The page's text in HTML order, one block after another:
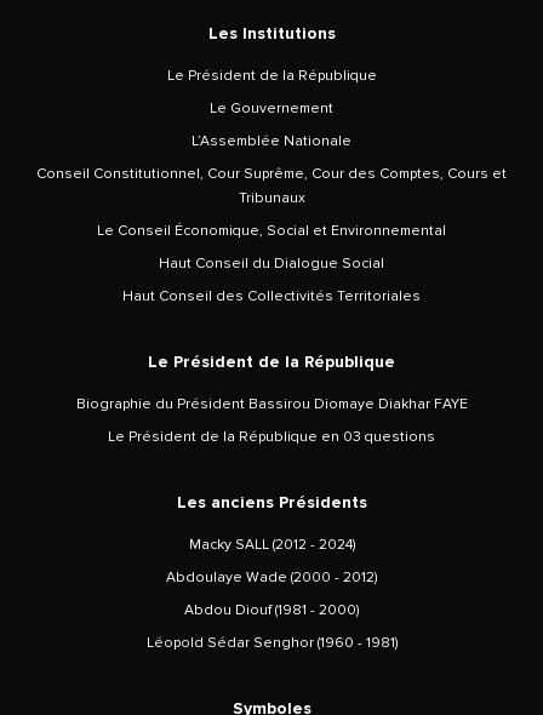
Les Institutions
Le Président de la République
Le Gouvernement
L’Assemblée Nationale
Conseil Constitutionnel, Cour Suprême, Cour des Comptes, Cours et
Tribunaux
Le Conseil Économique, Social et Environnemental
Haut Conseil du Dialogue Social
Haut Conseil des Collectivités Territoriales
Le Président de la République
Biographie du Président Bassirou Diomaye Diakhar FAYE
Le Président de la République en 03 questions
Les anciens Présidents
Macky SALL (2012 - 2024)
Abdoulaye Wade (2000 - 2012)
Abdou Diouf (1981 - 2000)
Léopold Sédar Senghor (1960 - 1981)
Symboles